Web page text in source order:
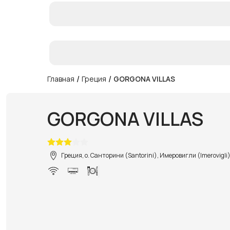
Главная / Греция / GORGONA VILLAS
GORGONA VILLAS
Греция, о. Санторини (Santorini), Имеровигли (Imerovigli)